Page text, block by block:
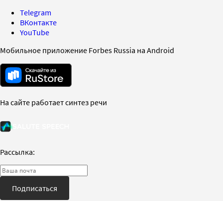
Telegram
ВКонтакте
YouTube
Мобильное приложение Forbes Russia на Android
На сайте работает синтез речи
Рассылка:
Подписаться